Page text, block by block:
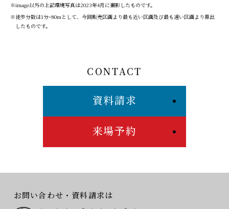
※image以外の上記環境写真は2023年4月に撮影したものです。
※徒歩分数は1分=80mとして、今回販売区画より最も近い区画及び最も遠い区画より算出
したものです。
CONTACT
資料請求
来場予約
お問い合わせ・資料請求は